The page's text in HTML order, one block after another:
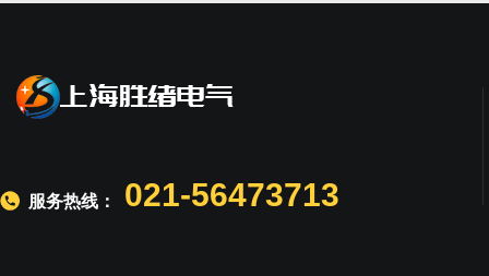
服务热线： 021-56473713